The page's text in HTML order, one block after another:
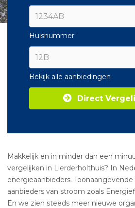
Huisnummer
Bekijk alle aanbiedingen
Direct
Makkelijk en in minder dan een
vergelijken in Lierderholthuis? In
energieaanbieders.
aanbieders van stroom zoals
En we zien steeds meer nieuwe